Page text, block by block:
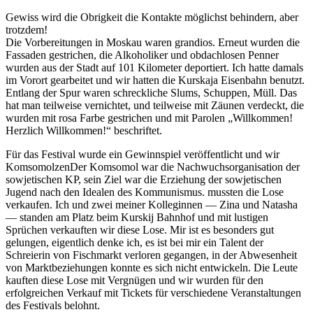
Gewiss wird die Obrigkeit die Kontakte möglichst behindern, aber
trotzdem!
Die Vorbereitungen in Moskau waren grandios. Erneut wurden die
Fassaden gestrichen, die Alkoholiker und obdachlosen Penner
wurden aus der Stadt auf 101 Kilometer deportiert. Ich hatte damals
im Vorort gearbeitet und wir hatten die Kurskaja Eisenbahn benutzt.
Entlang der Spur waren schreckliche Slums, Schuppen, Müll. Das
hat man teilweise vernichtet, und teilweise mit Zäunen verdeckt, die
wurden mit rosa Farbe gestrichen und mit Parolen
Willkommen!
Herzlich Willkommen!
beschriftet.
Für das Festival wurde ein Gewinnspiel veröffentlicht und wir
KomsomolzenDer Komsomol war die Nachwuchsorganisation der
sowjetischen KP, sein Ziel war die Erziehung der sowjetischen
Jugend nach den Idealen des Kommunismus. mussten die Lose
verkaufen. Ich und zwei meiner Kolleginnen — Zina und Natasha
— standen am Platz beim Kurskij Bahnhof und mit lustigen
Sprüchen verkauften wir diese Lose. Mir ist es besonders gut
gelungen, eigentlich denke ich, es ist bei mir ein Talent der
Schreierin von Fischmarkt verloren gegangen, in der Abwesenheit
von Marktbeziehungen konnte es sich nicht entwickeln. Die Leute
kauften diese Lose mit Vergnügen und wir wurden für den
erfolgreichen Verkauf mit Tickets für verschiedene Veranstaltungen
des Festivals belohnt.